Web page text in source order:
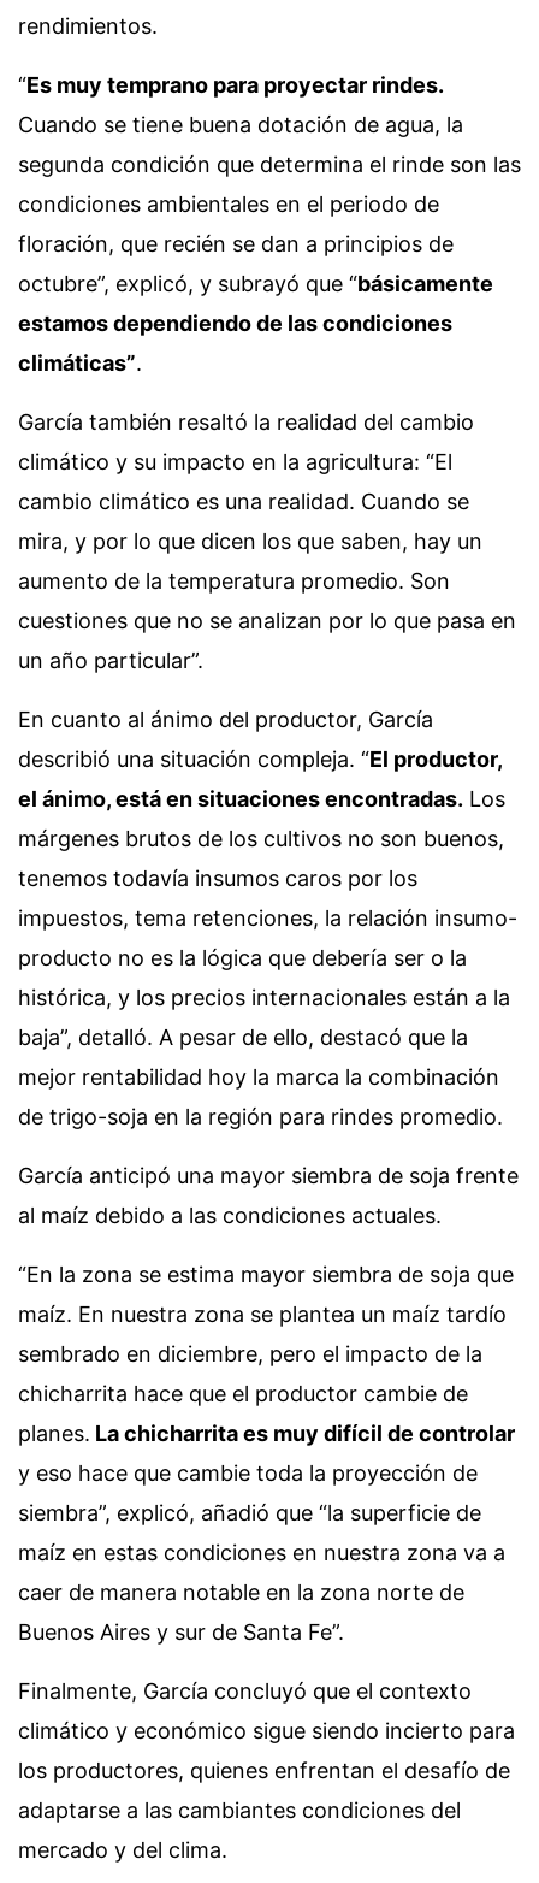
rendimientos.
“Es muy temprano para proyectar rindes.
Cuando se tiene buena dotación de agua, la
segunda condición que determina el rinde son las
condiciones ambientales en el periodo de
floración, que recién se dan a principios de
octubre”, explicó, y subrayó que “básicamente
estamos dependiendo de las condiciones
climáticas”.
García también resaltó la realidad del cambio
climático y su impacto en la agricultura: “El
cambio climático es una realidad. Cuando se
mira, y por lo que dicen los que saben, hay un
aumento de la temperatura promedio. Son
cuestiones que no se analizan por lo que pasa en
un año particular”.
En cuanto al ánimo del productor, García
describió una situación compleja. “El productor,
el ánimo, está en situaciones encontradas. Los
márgenes brutos de los cultivos no son buenos,
tenemos todavía insumos caros por los
impuestos, tema retenciones, la relación insumo-
producto no es la lógica que debería ser o la
histórica, y los precios internacionales están a la
baja”, detalló. A pesar de ello, destacó que la
mejor rentabilidad hoy la marca la combinación
de trigo-soja en la región para rindes promedio.
García anticipó una mayor siembra de soja frente
al maíz debido a las condiciones actuales.
“En la zona se estima mayor siembra de soja que
maíz. En nuestra zona se plantea un maíz tardío
sembrado en diciembre, pero el impacto de la
chicharrita hace que el productor cambie de
planes. La chicharrita es muy difícil de controlar
y eso hace que cambie toda la proyección de
siembra”, explicó, añadió que “la superficie de
maíz en estas condiciones en nuestra zona va a
caer de manera notable en la zona norte de
Buenos Aires y sur de Santa Fe”.
Finalmente, García concluyó que el contexto
climático y económico sigue siendo incierto para
los productores, quienes enfrentan el desafío de
adaptarse a las cambiantes condiciones del
mercado y del clima.